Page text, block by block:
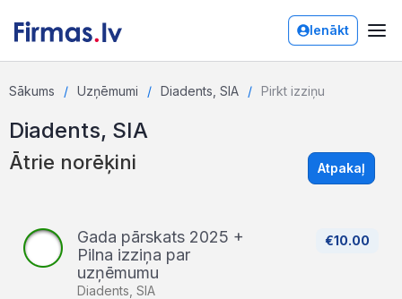
Ienākt
Sākums Uzņēmumi Diadents, SIA Pirkt izziņu
Diadents, SIA
Ātrie norēķini Atpakaļ
€10.00
Gada pārskats 2025 +
Pilna izziņa par
uzņēmumu
Diadents, SIA